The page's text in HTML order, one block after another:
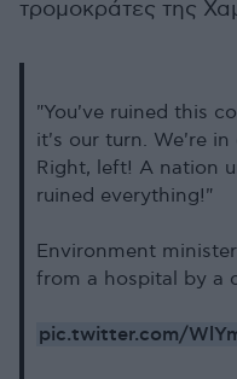
τρομοκράτες της
"You've ruined this
it's our turn. We're in
Right, left! A nation
ruined everything!"
Environment minister
from a hospital by a
pic.twitter.com/